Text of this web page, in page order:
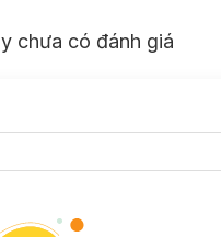
chưa có đánh giá